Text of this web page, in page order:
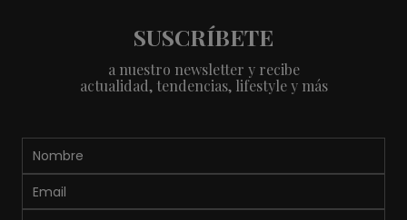
SUSCRÍBETE
a nuestro newsletter y recibe
actualidad, tendencias, lifestyle y más